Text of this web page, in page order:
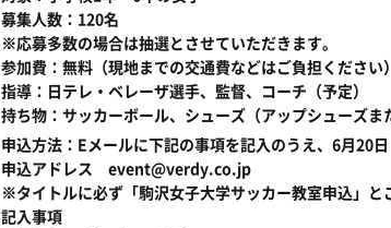
募集人数：120名
※応募多数の場合は抽選とさせていただきます。
参加費：無料（現地までの交通費などはご負担ください）
指導：日テレ・ベレーザ選手、監督、コーチ（予定）
持ち物：サッカーボール、シューズ（アップシューズ
申込方法：Eメールに下記の事項を記入のうえ、6月20
申込アドレス event@verdy.co.jp
※タイトルに必ず「駒沢女子大学サッカー教室申込」と
記入事項